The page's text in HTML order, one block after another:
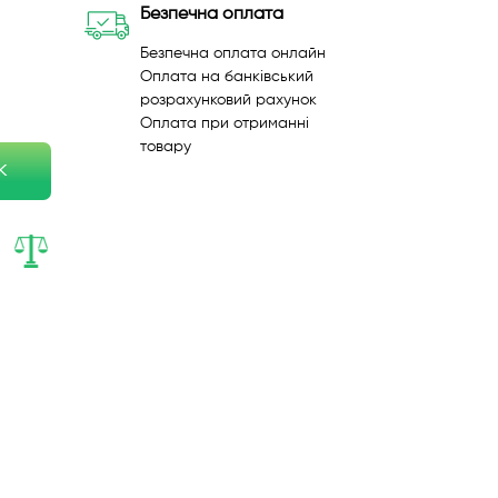
Безпечна оплата
Безпечна оплата онлайн
Оплата на банківський
розрахунковий рахунок
Оплата при отриманні
товару